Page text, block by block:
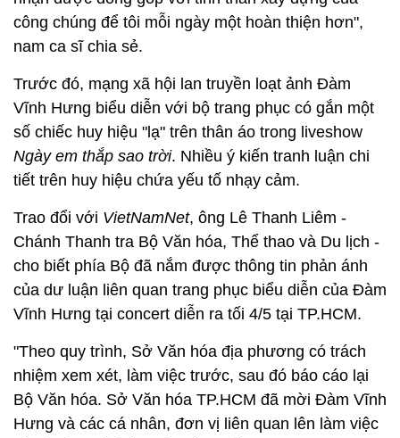
công chúng để tôi mỗi ngày một hoàn thiện hơn",
nam ca sĩ chia sẻ.
Trước đó, mạng xã hội lan truyền loạt ảnh Đàm
Vĩnh Hưng biểu diễn với bộ trang phục có gắn một
số chiếc huy hiệu "lạ" trên thân áo trong liveshow
Ngày em thắp sao trời. Nhiều ý kiến tranh luận chi
tiết trên huy hiệu chứa yếu tố nhạy cảm.
Trao đổi với VietNamNet, ông Lê Thanh Liêm -
Chánh Thanh tra Bộ Văn hóa, Thể thao và Du lịch -
cho biết phía Bộ đã nắm được thông tin phản ánh
của dư luận liên quan trang phục biểu diễn của Đàm
Vĩnh Hưng tại concert diễn ra tối 4/5 tại TP.HCM.
"Theo quy trình, Sở Văn hóa địa phương có trách
nhiệm xem xét, làm việc trước, sau đó báo cáo lại
Bộ Văn hóa. Sở Văn hóa TP.HCM đã mời Đàm Vĩnh
Hưng và các cá nhân, đơn vị liên quan lên làm việc